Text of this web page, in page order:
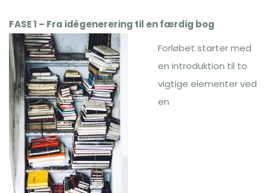
FASE 1 – Fra idégenerering til en færdig bog
Forløbet starter med
en introduktion til to
vigtige elementer ved
en